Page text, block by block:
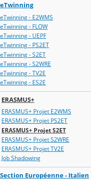
eTwinning
eTwinning - E2WMS
eTwinning - FLOW
eTwinning - UEPF
eTwinning - PS2ET
eTwinning - S2ET
eTwinning - S2WRE
eTwinning - TV2E
eTwinning - ES2E
ERASMUS+
ERASMUS+ Projet E2WMS
ERASMUS+ Projet PS2ET
ERASMUS+ Projet S2ET
ERASMUS+ Projet S2WRE
ERASMUS+ Projet TV2E
Job Shadowing
Section Européenne - Italien